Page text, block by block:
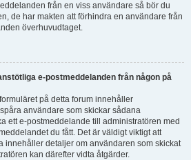
från en viss användare så bör du
de har makten att förhindra en användare från
överhuvudtaget.
e-postmeddelanden från någon på
på detta forum innehåller
användare som skickar sådana
ett e-postmeddelande till administratören med
du fått. Det är väldigt viktigt att
innehåller detaljer om användaren som skickat
kan därefter vidta åtgärder.